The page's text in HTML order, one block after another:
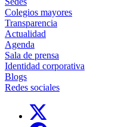
Colegios mayores
Transparencia
Actualidad
Agenda
Sala de prensa
Identidad corporativa
Blogs
Redes sociales